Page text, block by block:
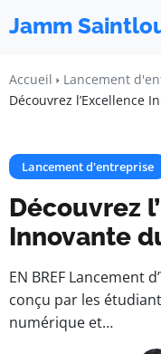
Jamm
Accueil
Lancement
Découvrez l’Excellence
Lancement d'entreprise
Découvrez
Innovante
EN BREF Lancement
conçu par les
numérique et…